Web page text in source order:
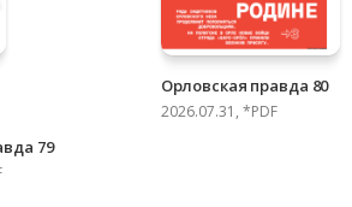
Орловская правда 80
2026.07.31, *PDF
79